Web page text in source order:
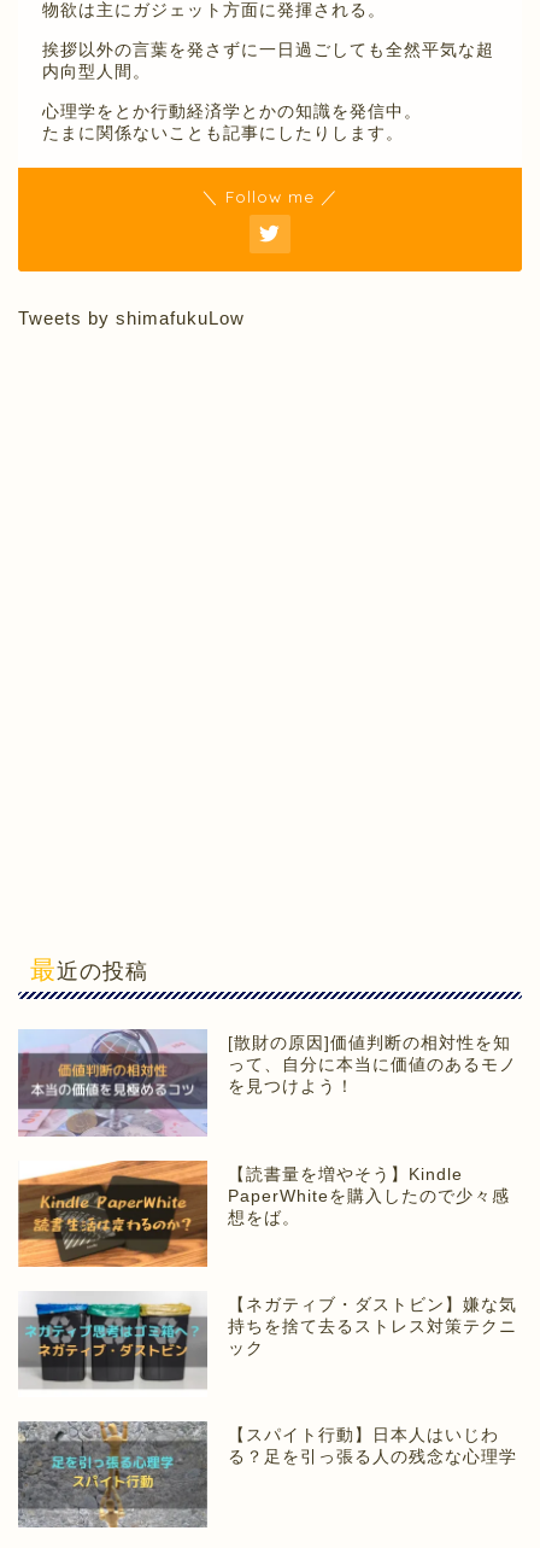
物欲は主にガジェット方面に発揮される。
挨拶以外の言葉を発さずに一日過ごしても全然平気な超
内向型人間。
心理学をとか行動経済学とかの知識を発信中。
たまに関係ないことも記事にしたりします。
＼ Follow me ／
Tweets by shimafukuLow
最近の投稿
[散財の原因]価値判断の相対性を知
って、自分に本当に価値のあるモノ
を見つけよう！
【読書量を増やそう】Kindle
PaperWhiteを購入したので少々感
想をば。
【ネガティブ・ダストビン】嫌な気
持ちを捨て去るストレス対策テクニ
ック
【スパイト行動】日本人はいじわ
る？足を引っ張る人の残念な心理学